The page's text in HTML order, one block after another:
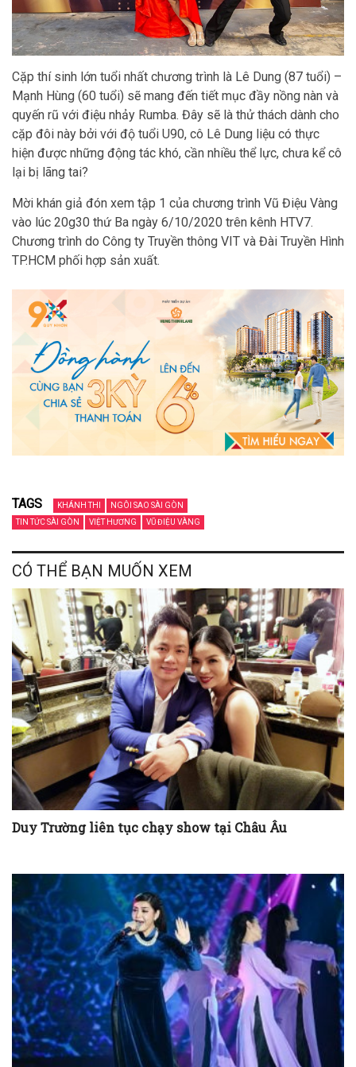
Cặp thí sinh lớn tuổi nhất chương trình là Lê Dung (87 tuổi) –
Mạnh Hùng (60 tuổi) sẽ mang đến tiết mục đầy nồng nàn và
quyến rũ với điệu nhảy Rumba. Đây sẽ là thử thách dành cho
cặp đôi này bởi với độ tuổi U90, cô Lê Dung liệu có thực
hiện được những động tác khó, cần nhiều thể lực, chưa kể cô
lại bị lãng tai?
Mời khán giả đón xem tập 1 của chương trình Vũ Điệu Vàng
vào lúc 20g30 thứ Ba ngày 6/10/2020 trên kênh HTV7.
Chương trình do Công ty Truyền thông VIT và Đài Truyền Hình
TP.HCM phối hợp sản xuất.
TAGS KHÁNH THI
NGÔI SAO SÀI GÒN
TIN TỨC SÀI GÒN
VIỆT HƯƠNG VŨ ĐIỆU VÀNG
CÓ THỂ BẠN MUỐN XEM
Duy Trường liên tục chạy show tại Châu Âu